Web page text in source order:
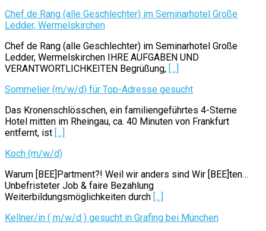
Chef de Rang (alle Geschlechter) im Seminarhotel Große
Ledder, Wermelskirchen
Chef de Rang (alle Geschlechter) im Seminarhotel Große
Ledder, Wermelskirchen IHRE AUFGABEN UND
VERANTWORTLICHKEITEN Begrüßung, [...]
Sommelier (m/w/d) für Top-Adresse gesucht
Das Kronenschlösschen, ein familiengeführtes 4-Sterne
Hotel mitten im Rheingau, ca. 40 Minuten von Frankfurt
entfernt, ist [...]
Koch (m/w/d)
Warum [BEE]Partment?! Weil wir anders sind Wir [BEE]ten…
Unbefristeter Job & faire Bezahlung
Weiterbildungsmöglichkeiten durch [...]
Kellner/in ( m/w/d ) gesucht in Grafing bei München